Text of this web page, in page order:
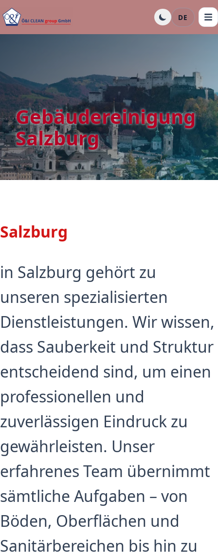
DE
Gebäudereinigung
Salzburg
Salzburg
in Salzburg gehört zu
unseren spezialisierten
Dienstleistungen. Wir wissen,
dass Sauberkeit und Struktur
entscheidend sind, um einen
professionellen und
zuverlässigen Eindruck zu
gewährleisten. Unser
erfahrenes Team übernimmt
sämtliche Aufgaben – von
Böden, Oberflächen und
Sanitärbereichen bis hin zu